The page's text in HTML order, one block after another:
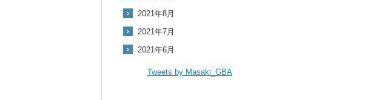
2021年8月
2021年7月
2021年6月
Tweets by Masaki_GBA